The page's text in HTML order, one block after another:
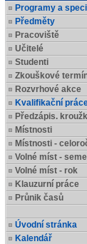
Programy a
Předměty
Pracoviště
Učitelé
Studenti
Zkouškové
Rozvrhové akce
Kvalifikační
Předzápis.
Místnosti
Místnosti -
Volné míst -
Volné míst - rok
Klauzurní práce
Průnik časů
Úvodní stránka
Kalendář